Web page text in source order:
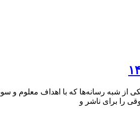
شبه رسانه‌ها که با اهداف معلوم و
را برای ناشر و